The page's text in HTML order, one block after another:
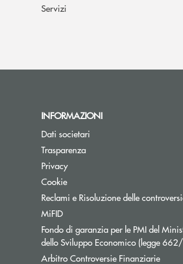
Servizi
INFORMAZIONI
Dati societari
Trasparenza
Privacy
Cookie
Reclami e Risoluzione delle
MiFID
Fondo di garanzia per le PMI del
dello Sviluppo Economico (legge
Arbitro Controversie FinanziarieApre